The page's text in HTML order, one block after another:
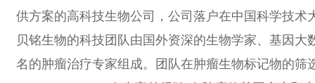
供方案的高科技生物公司，公司落户在中国科学技术
贝铭生物的科技团队由国外资深的生物学家、基因大
名的肿瘤治疗专家组成。团队在肿瘤生物标记物的筛